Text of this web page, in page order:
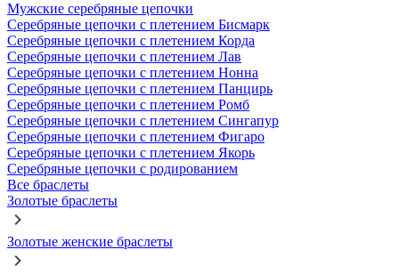
Мужские серебряные цепочки
Серебряные цепочки с плетением Бисмарк
Серебряные цепочки с плетением Корда
Серебряные цепочки с плетением Лав
Серебряные цепочки с плетением Нонна
Серебряные цепочки с плетением Панцирь
Серебряные цепочки с плетением Ромб
Серебряные цепочки с плетением Сингапур
Серебряные цепочки с плетением Фигаро
Серебряные цепочки с плетением Якорь
Серебряные цепочки с родированием
Все браслеты
Золотые браслеты
Золотые женские браслеты